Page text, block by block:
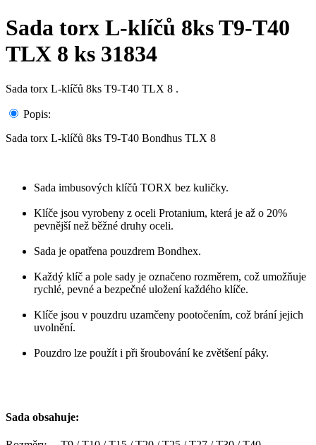
Sada torx L-klíčů 8ks T9-T40
TLX 8 ks 31834
Sada torx L-klíčů 8ks T9-T40 TLX 8 .
Popis:
Sada torx L-klíčů 8ks T9-T40 Bondhus TLX 8
Sada imbusových klíčů TORX bez kuličky.
Klíče jsou vyrobeny z oceli Protanium, která je až o 20%
pevnější než běžné druhy oceli.
Sada je opatřena pouzdrem Bondhex.
Každý klíč a pole sady je označeno rozměrem, což umožňuje
rychlé, pevné a bezpečné uložení každého klíče.
Klíče jsou v pouzdru uzamčeny pootočením, což brání jejich
uvolnění.
Pouzdro lze použít i při šroubování ke zvětšení páky.
Sada obsahuje: